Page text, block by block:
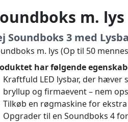
m. lys
Soundboks 3 med
m. lys (Op til 50
har følgende
Kraftfuld LED lysbar, der
bryllup og firmaevent – nem
Tilkøb en røgmaskine for
Opgrader til en Soundboks 4